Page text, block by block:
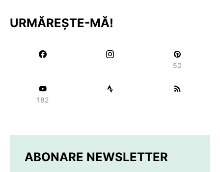
URMĂREȘTE-MĂ!
50
182
ABONARE NEWSLETTER